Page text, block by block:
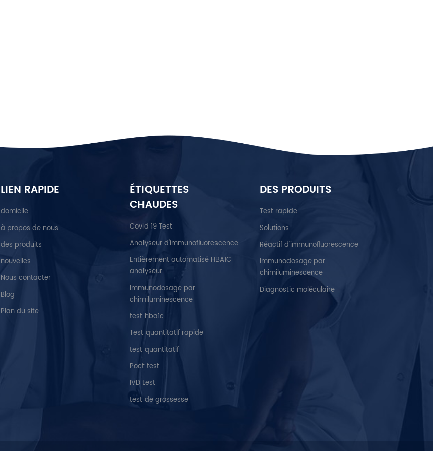
LIEN RAPIDE
domicile
à propos de nous
des produits
nouvelles
Nous contacter
Blog
Plan du site
ÉTIQUETTES
CHAUDES
Covid 19 Test
Analyseur d'immunofluorescence
Entièrement automatisé HBA1C
analyseur
Immunodosage par
chimiluminescence
test hba1c
Test quantitatif rapide
test quantitatif
Poct test
IVD test
test de grossesse
DES PRODUITS
Test rapide
Solutions
Réactif d'immunofluorescence
Immunodosage par
chimiluminescence
Diagnostic moléculaire